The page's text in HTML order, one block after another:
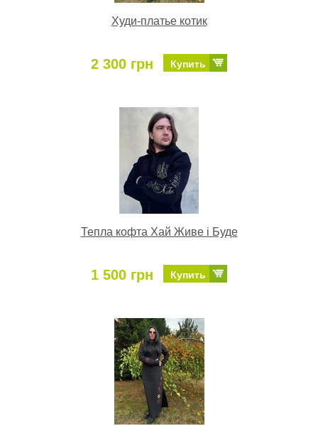
Худи-платье котик
2 300 грн Купить
Тепла кофта Хай Живе і Буде
1 500 грн Купить